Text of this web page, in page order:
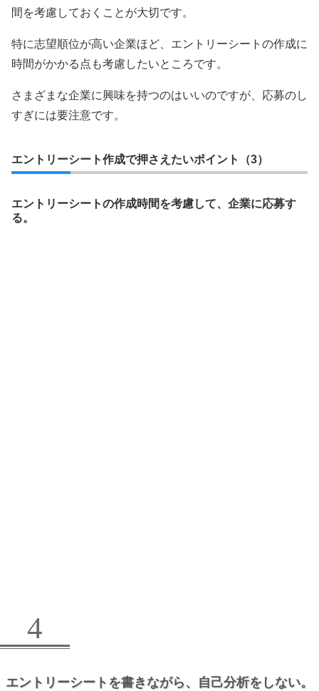
間を考慮しておくことが大切です。
特に志望順位が高い企業ほど、エントリーシートの作成に
時間がかかる点も考慮したいところです。
さまざまな企業に興味を持つのはいいのですが、応募のし
すぎには要注意です。
エントリーシート作成で押さえたいポイント（3）
エントリーシートの作成時間を考慮して、企業に応募す
る。
4
エントリーシートを書きながら、 自己分析をしない。